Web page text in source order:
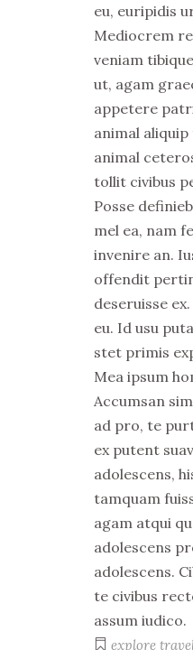
eu, euripidis
Mediocrem
veniam
ut, agam
appetere
animal aliquip
animal
tollit civibus
Posse
mel ea, nam
invenire an.
offendit
deseruisse
eu. Id usu
stet primis
Mea ipsum
Accumsan
ad pro, te
ex putent
adolescens,
tamquam
agam atqui
adolescens
adolescens.
te civibus
assum iudico.
explore